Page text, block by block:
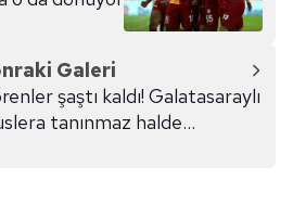
Galeri
şaştı kaldı! Galatasaraylı
tanınmaz halde...